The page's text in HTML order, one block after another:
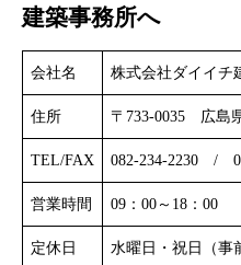
建築事務所へ
会社名 株式会社ダイイチ
住所 〒733-0035 広島
TEL/FAX 082-234-2230 /
営業時間 09：00～18：00
定休日
水曜日・祝日（事